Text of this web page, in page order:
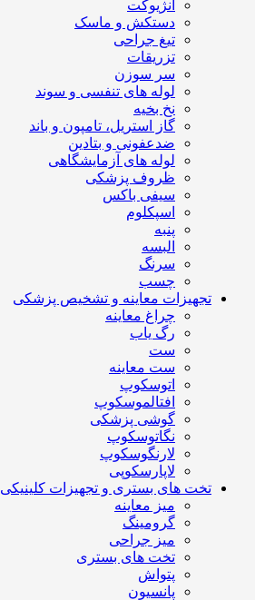
آنژیوکت
دستکش و ماسک
تیغ جراحی
تزریقات
سر سوزن
لوله های تنفسی و سوند
نخ بخیه
گاز استریل، تامپون و باند
ضدعفونی و بتادین
لوله های آزمایشگاهی
ظروف پزشکی
سیفی باکس
اسپکلوم
پنبه
البسه
سرنگ
چسب
تجهیزات معاینه و تشخیص پزشکی
چراغ معاینه
رگ یاب
ست
ست معاینه
اتوسکوپ
افتالموسکوپ
گوشی پزشکی
نگاتوسکوپ
لارنگوسکوپ
لاپارسکوپی
تخت های بستری و تجهیزات کلینیکی
میز معاینه
گرومینگ
میز جراحی
تخت های بستری
پتواش
پانسیون